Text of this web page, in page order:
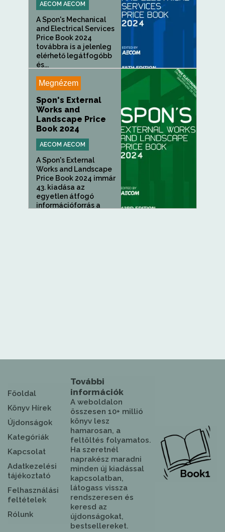
AECOM AECOM
A Spon's Mechanical
and Electrical Services
Price Book 2024
továbbra is a jelenleg
elérhető legátfogóbb
és...
Megnézem
Spon's External
Works and
Landscape Price
Book 2024
AECOM AECOM
A Spon's External
Works and Landscape
Price Book 2024 immár
43. kiadása az
egyetlen átfogó
információforrás a
Főoldal
Könyv Hírek
Újdonságok
Kategóriák
Kapcsolat
Adatkezelési
tájékoztató
Felhasználási
feltételek
Rólunk
További
információk
A weboldalon
összesen 10+ millió
könyv lesz
hamarosan, a
feltöltés folyamatos.
Ha szeretnél
naprakész maradni
minden új kiadással
kapcsolatban,
látogass vissza
rendszeresen és
keresd az
újdonságokat,
bestsellereket.